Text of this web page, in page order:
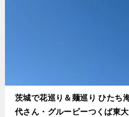
茨城で花巡り＆麺巡り ひたち
代さん・グルービーつくば東